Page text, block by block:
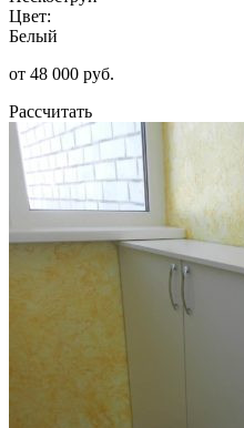
Цвет:
Белый
от 48 000 руб.
Рассчитать